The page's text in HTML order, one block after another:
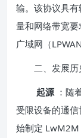
输。该协议具
量和网络带宽
广域网（LPWAN
二、发展历
起源 ：随
受限设备的通
始制定 LwM2M